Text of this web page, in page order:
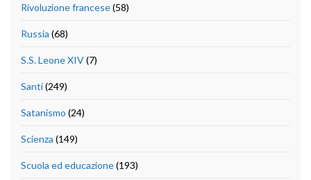
Rivoluzione francese(58)
Russia (68)
S.S. Leone XIV(7)
Santi(249)
Satanismo (24)
Scienza (149)
Scuola ed educazione(193)